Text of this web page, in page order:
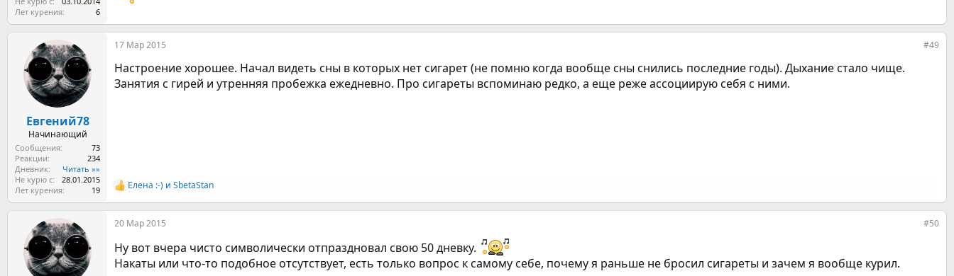
Лет курения
6
Евгений78
Начинающий
Сообщения
73
Реакции
234
Дневник
Читать »»
Не курю с
28.01.2015
Лет курения
19
17 Мар 2015 #49
Настроение хорошее. Начал видеть сны в которых нет сигарет (не помню когда вообще сны снились последние годы). Дыхание стало чище.
Занятия с гирей и утренняя пробежка ежедневно. Про сигареты вспоминаю редко, а еще реже ассоциирую себя с ними.
Р
е
а
к
и
и
:
Елена :-) и SbetaStan
20 Мар 2015 #50
Ну вот вчера чисто символически отпраздновал свою 50 дневку.
Накаты или что-то подобное отсутствует, есть только вопрос к самому себе, почему я раньше не бросил сигареты и зачем я вообще курил.